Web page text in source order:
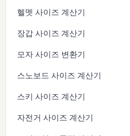
헬멧 사이즈 계산기
장갑 사이즈 계산기
모자 사이즈 변환기
스노보드 사이즈 계산기
스키 사이즈 계산기
자전거 사이즈 계산기